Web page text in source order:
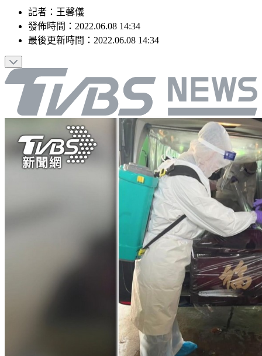
記者 ： 王馨儀
發佈時間： 2022.06.08 14:34
最後更新時間： 2022.06.08 14:34